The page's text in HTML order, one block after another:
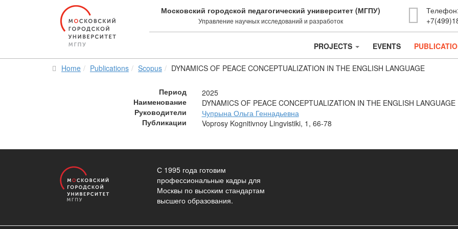
Московский городской педагогический университет (МГПУ)
Управление научных исследований и разработок
PROJECTS EVENTS
Home Publications Scopus DYNAMICS OF PEACE CONCEPTUALIZATION IN THE ENGLISH LANGUAGE
Период
2025
Наименование
DYNAMICS OF PEACE CONCEPTUALIZATION IN THE ENGLISH LANGUAGE
Руководители
Чупрына Ольга Геннадьевна
Публикации
Voprosy Kognitivnoy Lingvistiki, 1, 66-78
С 1995 года готовим
профессиональные кадры для
Москвы по высоким стандартам
высшего образования.